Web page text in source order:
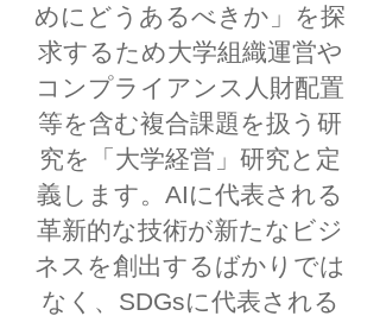
めにどうあるべきか」を探
求するため大学組織運営や
コンプライアンス人財配置
等を含む複合課題を扱う研
究を「大学経営」研究と定
義します。AIに代表される
革新的な技術が新たなビジ
ネスを創出するばかりでは
なく、SDGsに代表される